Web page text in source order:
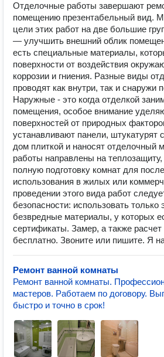
Отделочные работы завершают
помещению презентабельный вид.
цели этих работ на две большие
— улучшить внешний облик
есть специальные материалы,
поверхности от воздействия
коррозии и гниения. Разные виды
проводят как внутри, так и снаружи
Наружные - это когда отделкой
помещения, особое внимание
поверхностей от природных
устанавливают панели, штукатурят
дом плиткой и наносят отделочный
работы направлены на
полную подготовку комнат для
использования в жилых или
проведении этого вида работ
безопасности: использовать только
безвредные материалы, у которых
сертификаты. Замер, а также
бесплатно. Звоните или пишите. Я
Ремонт ванной комнаты
Ремонт ванной комнаты.
мастеров. Работаем по договору.
быстро и точно в срок!